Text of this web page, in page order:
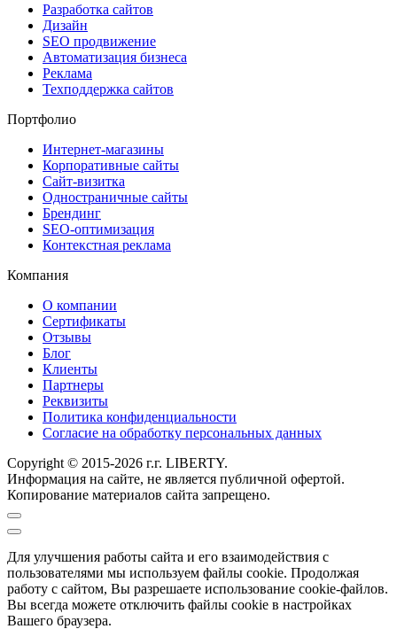
Разработка сайтов
Дизайн
SEO продвижение
Автоматизация бизнеса
Реклама
Техподдержка сайтов
Портфолио
Интернет-магазины
Корпоративные сайты
Сайт-визитка
Одностраничные сайты
Брендинг
SEO-оптимизация
Контекстная реклама
Компания
О компании
Сертификаты
Отзывы
Блог
Клиенты
Партнеры
Реквизиты
Политика конфиденциальности
Согласие на обработку персональных данных
Copyright © 2015-2026 г.г. LIBERTY.
Информация на сайте, не является публичной офертой.
Копирование материалов сайта запрещено.
Для улучшения работы сайта и его взаимодействия с
пользователями мы используем файлы cookie. Продолжая
работу с сайтом, Вы разрешаете использование cookie-файлов.
Вы всегда можете отключить файлы cookie в настройках
Вашего браузера.